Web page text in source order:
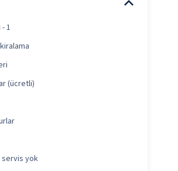
1
(ücretli)
servis yok